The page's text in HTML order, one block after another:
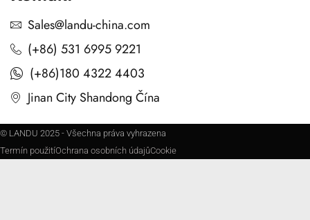
Sales@landu-china.com
(+86) 531 6995 9221
(+86)180 4322 4403
Jinan City Shandong Čína
© LANDU 2025 - Všechna práva vyhrazena
Termín použitíOchrana osobních údajůCookie